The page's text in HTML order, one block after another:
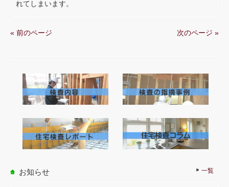
れてしまいます。
« 前のページ 次のページ »
お知らせ 一覧